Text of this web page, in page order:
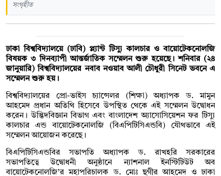
সংগৃহীত
ঢাকা বিশ্ববিদ্যালয়ে (ঢাবি) প্ল্যান্ট টিস্যু কালচার ও বায়োটেকনোলজি
বিষয়ক ৩ দিনব্যাপী আন্তর্জাতিক সম্মেলন শুরু হয়েছে। শনিবার (২৪
জানুয়ারি) বিশ্ববিদ্যালয়ের নবাব নওয়াব আলী চৌধুরী সিনেট ভবনে এ
সম্মেলন শুরু হয়।
বিশ্ববিদ্যালয়ের প্রো-ভাইস চ্যান্সেলর (শিক্ষা) অধ্যাপক ড. মামুন
আহমেদ প্রধান অতিথি হিসেবে উপস্থিত থেকে এই সম্মেলন উদ্বোধন
করেন। উদ্ভিদবিজ্ঞান বিভাগ এবং বাংলাদেশ অ্যাসোসিয়েশন ফর টিস্যু
কালচার এন্ড বায়োটেকনোলজি (বিএপিটিসিএন্ডবি) যৌথভাবে এই
সম্মেলন আয়োজন করেছে।
বিএপিটিসিএন্ডবির সভাপতি অধ্যাপক ড. রাখহরি সরকারের
সভাপতিত্বে উদ্বোধনী অনুষ্ঠানে ন্যাশনাল ইনস্টিটিউট অব
বায়োটেকনোলজি’র মহাপরিচালক ড. মোঃ ছগীর আহমেদ ও ঢাকা